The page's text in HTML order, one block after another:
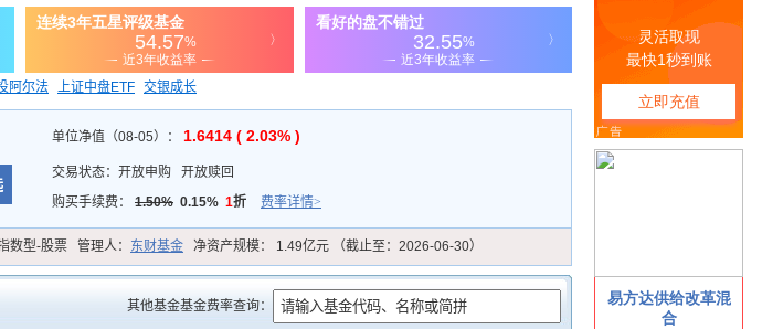
阿尔法 上证中盘ETF 交银成长
单位净值（08-05）： 1.6414 ( 2.03% )
交易状态： 开放申购
开放赎回
购买手续费： 1.50% 0.15% 1折 费率详情>
数型-股票 管理人： 东财基金 净资产规模： 1.49亿元 （截止至：2026-06-30）
其他基金基金费率查询：